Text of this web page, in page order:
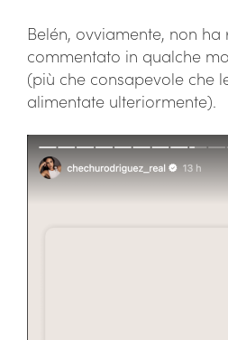
Belén, ovviamente, non
commentato in qualche
(più che consapevole che
alimentate ulteriormente).